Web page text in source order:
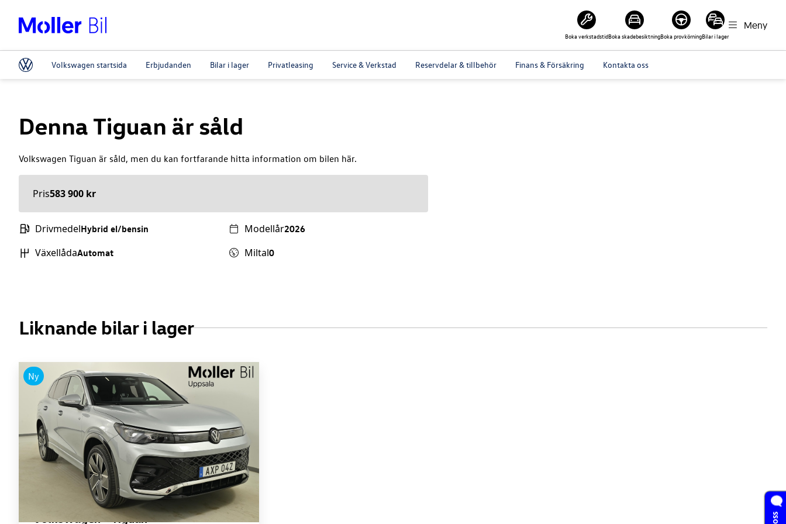
Boka verkstadstidBoka skadebesiktningBoka provkörningBilar i lager
Meny
Volkswagen startsida Erbjudanden Bilar i lager Privatleasing Service & Verkstad Reservdelar & tillbehör Finans & Försäkring Kontakta oss
Denna Tiguan är såld
Volkswagen Tiguan är såld, men du kan fortfarande hitta information om bilen här.
Pris583 900 kr
DrivmedelHybrid el/bensin Modellår2026
VäxellådaAutomat Miltal0
Liknande bilar i lager
Ny
Volkswagen - Tiguan